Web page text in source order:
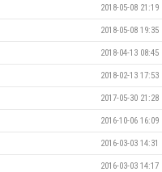
2018-05-08 21:19
2018-05-08 19:35
2018-04-13 08:45
2018-02-13 17:53
2017-05-30 21:28
2016-10-06 16:09
2016-03-03 14:31
2016-03-03 14:17